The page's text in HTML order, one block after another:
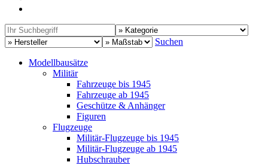
Suchen
Modellbausätze
Militär
Fahrzeuge bis 1945
Fahrzeuge ab 1945
Geschütze & Anhänger
Figuren
Flugzeuge
Militär-Flugzeuge bis 1945
Militär-Flugzeuge ab 1945
Hubschrauber